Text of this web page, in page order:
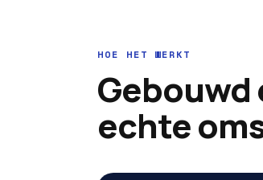
HOE HET WERKT
Gebouwd
echte